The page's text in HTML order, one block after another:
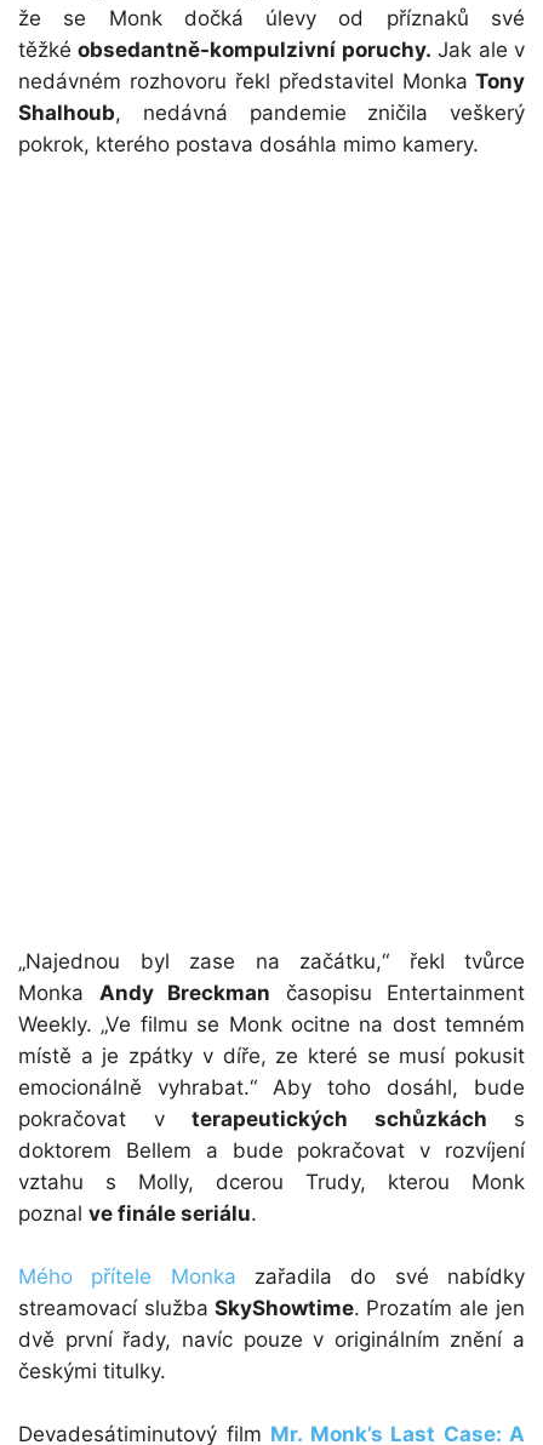
že se Monk dočká úlevy od příznaků své
těžkéobsedantně-kompulzivní poruchy. Jak ale v
nedávném rozhovoru řekl představitel Monka Tony
Shalhoub, nedávná pandemie zničila veškerý
pokrok, kterého postava dosáhla mimo kamery.
„Najednou byl zase na začátku,“ řekl tvůrce
Monka Andy Breckman časopisu Entertainment
Weekly. „Ve filmu se Monk ocitne na dost temném
místě a je zpátky v díře, ze které se musí pokusit
emocionálně vyhrabat.“ Aby toho dosáhl, bude
pokračovat v terapeutických schůzkách s
doktorem Bellem a bude pokračovat v rozvíjení
vztahu s Molly, dcerou Trudy, kterou Monk
poznal ve finále seriálu.
Mého přítele Monka zařadila do své nabídky
streamovací služba SkyShowtime. Prozatím ale jen
dvě první řady, navíc pouze v originálním znění a
českými titulky.
Devadesátiminutový film Mr. Monk’s Last Case: A